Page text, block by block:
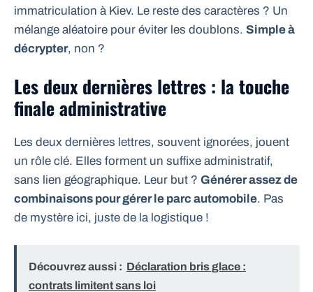
immatriculation à Kiev. Le reste des caractères ? Un
mélange aléatoire pour éviter les doublons. Simple à
décrypter, non ?
Les deux dernières lettres : la touche
finale administrative
Les deux dernières lettres, souvent ignorées, jouent
un rôle clé. Elles forment un suffixe administratif,
sans lien géographique. Leur but ? Générer assez de
combinaisons pour gérer le parc automobile. Pas
de mystère ici, juste de la logistique !
Découvrez aussi : Déclaration bris glace :
contrats limitent sans loi